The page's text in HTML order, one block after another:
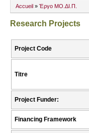
Accueil » Έργο ΜΟ.ΔΙ.Π.
Research Projects
Project Code
Titre
Project Funder:
Financing Framework